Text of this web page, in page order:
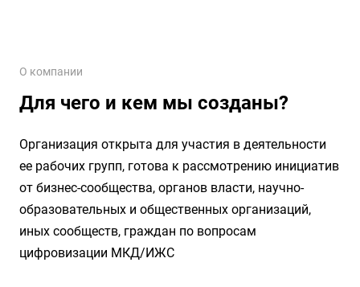
О компании
Для чего и кем мы созданы?
Организация открыта для участия в деятельности
ее рабочих групп, готова к рассмотрению инициатив
от бизнес-сообщества, органов власти, научно-
образовательных и общественных организаций,
иных сообществ, граждан по вопросам
цифровизации МКД/ИЖС